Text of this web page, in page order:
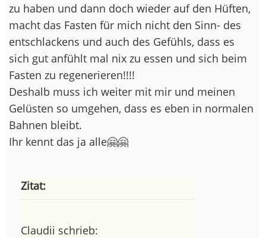
zu haben und dann doch wieder auf den Hüften,
macht das Fasten für mich nicht den Sinn- des
entschlackens und auch des Gefühls, dass es
sich gut anfühlt mal nix zu essen und sich beim
Fasten zu regenerieren!!!!
Deshalb muss ich weiter mit mir und meinen
Gelüsten so umgehen, dass es eben in normalen
Bahnen bleibt.
Ihr kennt das ja alle🤗​🤗​
Zitat:
Claudii schrieb: